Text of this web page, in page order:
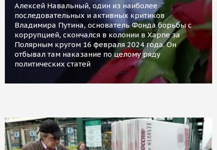
Алексей Навальный, один из наиболее
последовательных и активных критиков
Владимира Путина, основатель Фонда борьбы с
коррупцией, скончался в колонии в Харпе за
Полярным кругом 16 февраля 2024 года. Он
отбывал там наказание по целому ряду
политических статей